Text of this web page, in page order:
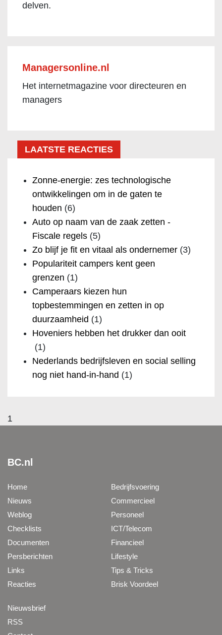
delven.
Managersonline.nl
Het internetmagazine voor directeuren en
managers
LAATSTE REACTIES
Zonne-energie: zes technologische
ontwikkelingen om in de gaten te
houden (6)
Auto op naam van de zaak zetten -
Fiscale regels (5)
Zo blijf je fit en vitaal als ondernemer (3)
Populariteit campers kent geen
grenzen (1)
Camperaars kiezen hun
topbestemmingen en zetten in op
duurzaamheid (1)
Hoveniers hebben het drukker dan ooit
(1)
Nederlands bedrijfsleven en social selling
nog niet hand-in-hand (1)
1
BC.nl
Home
Nieuws
Weblog
Checklists
Documenten
Persberichten
Links
Reacties
Bedrijfsvoering
Commercieel
Personeel
ICT/Telecom
Financieel
Lifestyle
Tips & Tricks
Brisk Voordeel
Nieuwsbrief
RSS